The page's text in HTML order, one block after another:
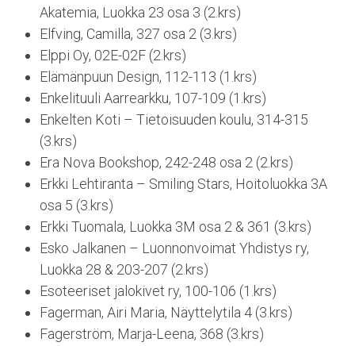
Akatemia, Luokka 23 osa 3 (2.krs)
Elfving, Camilla, 327 osa 2 (3.krs)
Elppi Oy, 02E-02F (2.krs)
Elämänpuun Design, 112-113 (1.krs)
Enkelituuli Aarrearkku, 107-109 (1.krs)
Enkelten Koti – Tietoisuuden koulu, 314-315
(3.krs)
Era Nova Bookshop, 242-248 osa 2 (2.krs)
Erkki Lehtiranta – Smiling Stars, Hoitoluokka 3A
osa 5 (3.krs)
Erkki Tuomala, Luokka 3M osa 2 & 361 (3.krs)
Esko Jalkanen – Luonnonvoimat Yhdistys ry,
Luokka 28 & 203-207 (2.krs)
Esoteeriset jalokivet ry, 100-106 (1.krs)
Fagerman, Airi Maria, Näyttelytila 4 (3.krs)
Fagerström, Marja-Leena, 368 (3.krs)